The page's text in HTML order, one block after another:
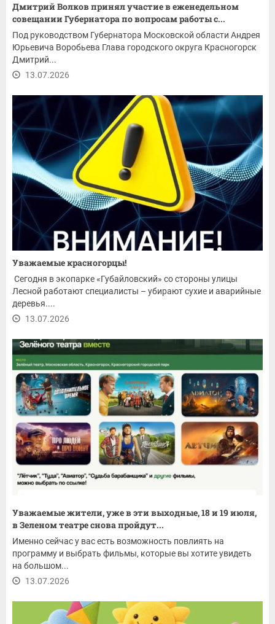
Дмитрий Волков принял участие в еженедельном
совещании Губернатора по вопросам работы с...
Под руководством Губернатора Московской области Андрея
Юрьевича Воробьева Глава городского округа Красногорск
Дмитрий...
13.07.2026
Уважаемые красногорцы!
Сегодня в экопарке «Губайловский» со стороны улицы
Лесной работают специалисты – убирают сухие и аварийные
деревья....
13.07.2026
Уважаемые жители, уже в эти выходные, 18 и 19 июля,
в Зеленом театре снова пройдут...
Именно сейчас у вас есть возможность повлиять на
программу и выбрать фильмы, которые вы хотите увидеть
на большом...
13.07.2026